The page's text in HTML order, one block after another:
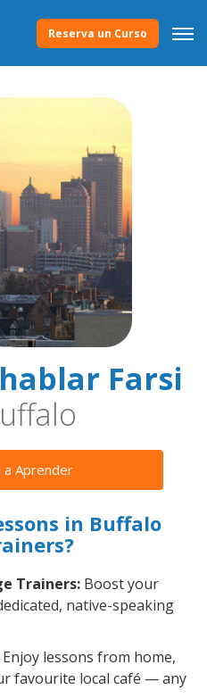
Reserva un Curso
Farsi
a Aprender
in Buffalo
Trainers: Boost your
native-speaking
Enjoy lessons from home,
favourite local café — any